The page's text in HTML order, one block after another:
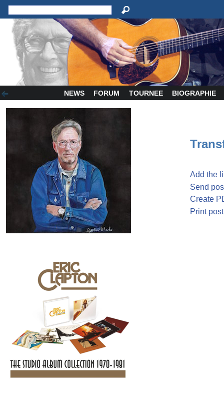
NEWS FORUM TOURNEE BIOGRAPHIE
Add the
Send
Create
Print post